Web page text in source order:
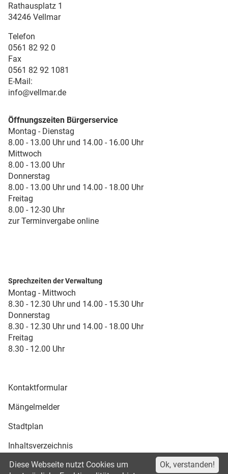
Rathausplatz 1
34246 Vellmar
Telefon
0561 82 92 0
Fax
0561 82 92 1081
E-Mail:
info@vellmar.de
Öffnungszeiten Bürgerservice
Montag - Dienstag
8.00 - 13.00 Uhr und 14.00 - 16.00 Uhr
Mittwoch
8.00 - 13.00 Uhr
Donnerstag
8.00 - 13.00 Uhr und 14.00 - 18.00 Uhr
Freitag
8.00 - 12-30 Uhr
zur Terminvergabe online
Sprechzeiten der Verwaltung
Montag - Mittwoch
8.30 - 12.30 Uhr und 14.00 - 15.30 Uhr
Donnerstag
8.30 - 12.30 Uhr und 14.00 - 18.00 Uhr
Freitag
8.30 - 12.00 Uhr
Kontaktformular
Mängelmelder
Stadtplan
Inhaltsverzeichnis
Druckansicht
Ok, verstanden!
Diese Webseite nutzt Cookies um